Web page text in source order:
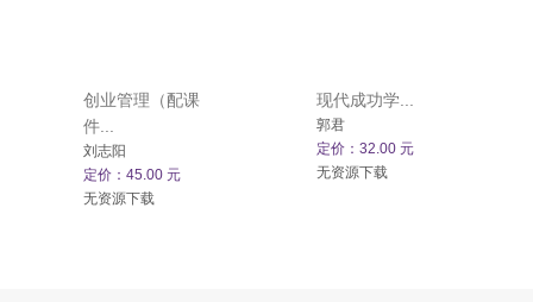
创业管理（配课
件...
刘志阳
定价：45.00 元
无资源下载
现代成功学...
郭君
定价：32.00 元
无资源下载